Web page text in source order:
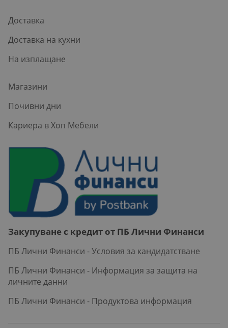
Доставка
Доставка на кухни
На изплащане
Магазини
Почивни дни
Кариера в Хоп Мебели
Закупуване с кредит от ПБ Лични Финанси
ПБ Лични Финанси - Условия за кандидатстване
ПБ Лични Финанси - Информация за защита на
личните данни
ПБ Лични Финанси - Продуктова информация